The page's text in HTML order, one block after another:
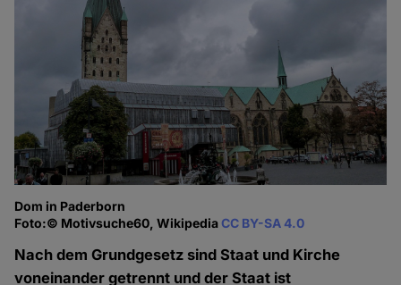
Dom in Paderborn
Foto:© Motivsuche60, WikipediaCC BY-SA 4.0
Nach dem Grundgesetz sind Staat und Kirche
voneinander getrennt und der Staat ist